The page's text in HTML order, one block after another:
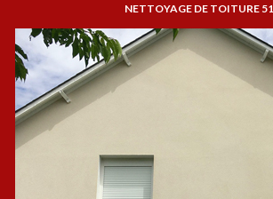
NETTOYAGE DE TOITURE 51